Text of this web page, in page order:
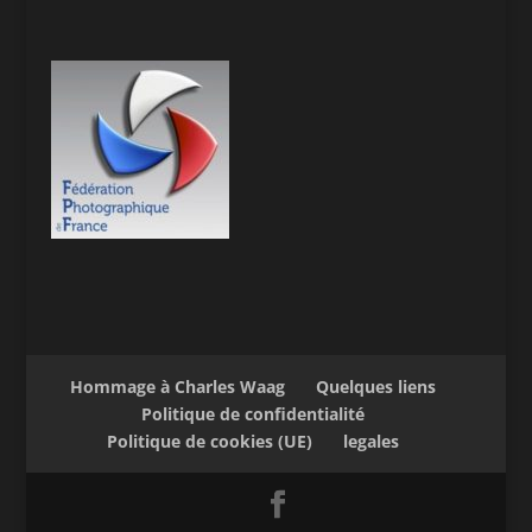
Hommage à Charles Waag
Quelques liens
Politique de confidentialité
Politique de cookies (UE)
legales